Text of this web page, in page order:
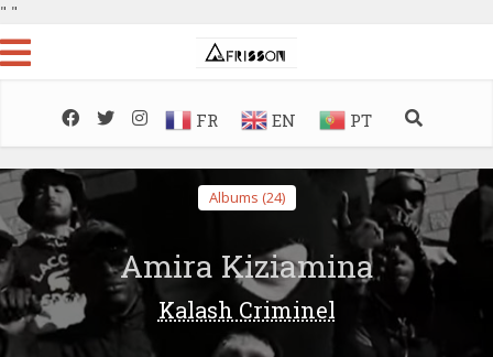
" "
FR EN PT
Albums (24)
Amira Kiziamina
Kalash Criminel